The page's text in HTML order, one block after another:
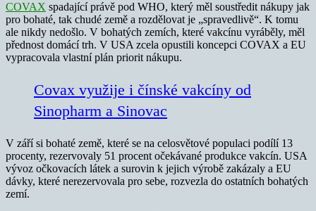
COVAX spadající právě pod WHO, který měl soustředit nákupy jak
pro bohaté, tak chudé země a rozdělovat je „spravedlivě“. K tomu
ale nikdy nedošlo. V bohatých zemích, které vakcínu vyráběly, měl
přednost domácí trh. V USA zcela opustili koncepci COVAX a EU
vypracovala vlastní plán priorit nákupu.
Covax využije i čínské vakcíny od
Sinopharm a Sinovac
V září si bohaté země, které se na celosvětové populaci podílí 13
procenty, rezervovaly 51 procent očekávané produkce vakcín. USA
vývoz očkovacích látek a surovin k jejich výrobě zakázaly a EU
dávky, které nerezervovala pro sebe, rozvezla do ostatních bohatých
zemí.